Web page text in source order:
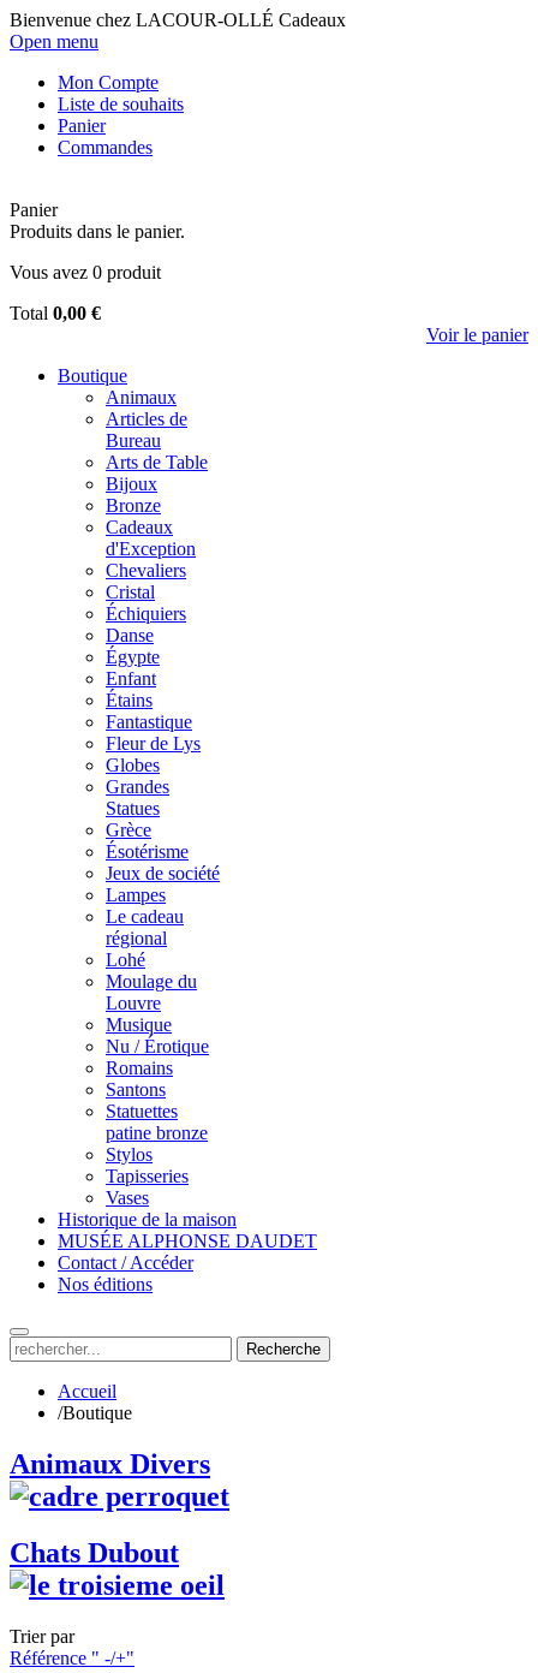
Bienvenue chez LACOUR-OLLÉ Cadeaux
Open menu
Mon Compte
Liste de souhaits
Panier
Commandes
Panier
Produits dans le panier.
Vous avez 0 produit
Total 0,00 €
Voir le panier
Boutique
Animaux
Articles de
Bureau
Arts de Table
Bijoux
Bronze
Cadeaux
d'Exception
Chevaliers
Cristal
Échiquiers
Danse
Égypte
Enfant
Étains
Fantastique
Fleur de Lys
Globes
Grandes
Statues
Grèce
Ésotérisme
Jeux de société
Lampes
Le cadeau
régional
Lohé
Moulage du
Louvre
Musique
Nu / Érotique
Romains
Santons
Statuettes
patine bronze
Stylos
Tapisseries
Vases
Historique de la maison
MUSÉE ALPHONSE DAUDET
Contact / Accéder
Nos éditions
Recherche
Accueil
/Boutique
Animaux Divers
Chats Dubout
Trier par
Référence " -/+"